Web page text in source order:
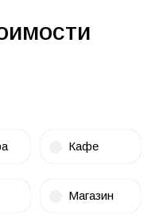
Кафе
Магазин